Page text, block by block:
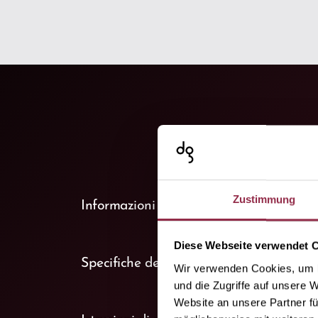
Zustimmung
Diese Webseite verwendet
Wir verwenden Cookies,
und die Zugriffe auf unsere
Website an unsere Partner
Informazioni sul prodotto (1) keyboard_arrow_down
Specifiche del prodotto (1)